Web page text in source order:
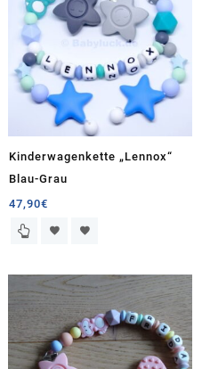
Kinderwagenkette „Lennox“
Blau-Grau
47,90€